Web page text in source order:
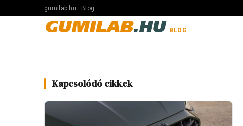
gumilab.hu · Blog
GUMILAB.HU BLOG
Kapcsolódó cikkek